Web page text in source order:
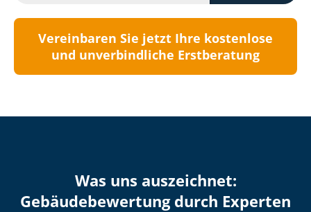
Vereinbaren Sie jetzt Ihre kostenlose
und unverbindliche Erstberatung
Was uns auszeichnet:
Ge­bäu­de­be­wer­tung durch Experten